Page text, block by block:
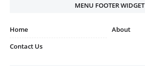
MENU FOOTER WIDGET
Home
About
Contact Us